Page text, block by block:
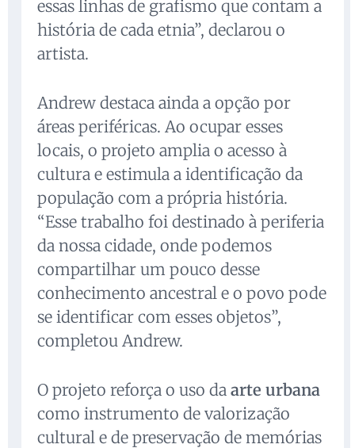
essas linhas de grafismo que contam a
história de cada etnia”, declarou o
artista.
Andrew destaca ainda a opção por
áreas periféricas. Ao ocupar esses
locais, o projeto amplia o acesso à
cultura e estimula a identificação da
população com a própria história.
“Esse trabalho foi destinado à periferia
da nossa cidade, onde podemos
compartilhar um pouco desse
conhecimento ancestral e o povo pode
se identificar com esses objetos”,
completou Andrew.
O projeto reforça o uso da arte urbana
como instrumento de valorização
cultural e de preservação de memórias